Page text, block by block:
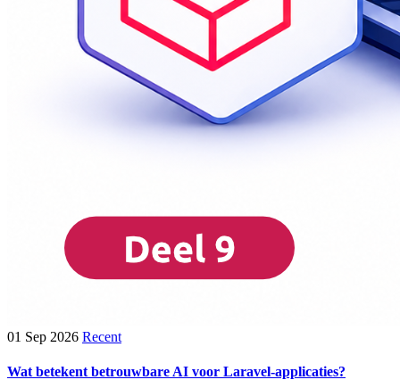
01 Sep 2026 Recent
Wat betekent betrouwbare AI voor Laravel-applicaties?